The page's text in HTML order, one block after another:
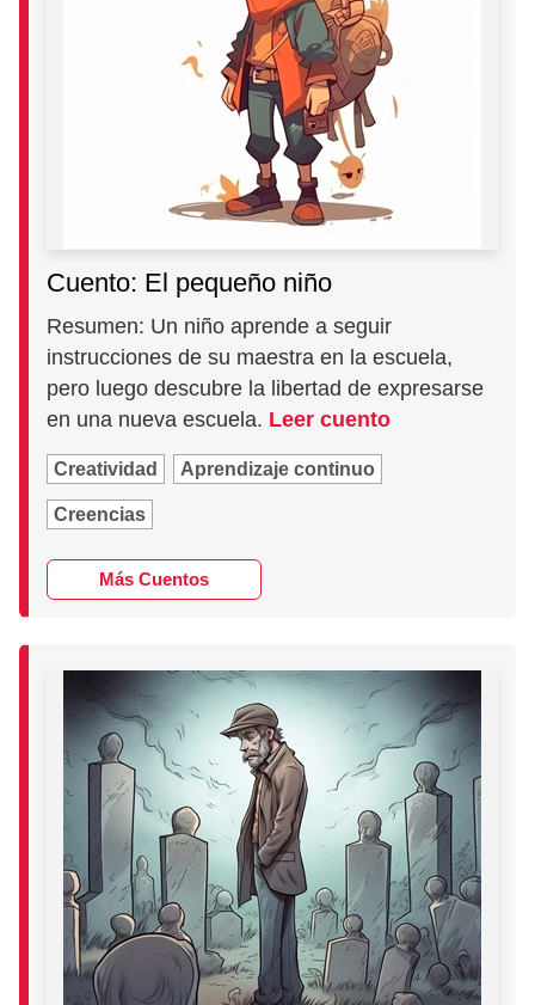
Cuento: El pequeño niño
Resumen: Un niño aprende a seguir
instrucciones de su maestra en la escuela,
pero luego descubre la libertad de expresarse
en una nueva escuela. Leer cuento
Creatividad Aprendizaje continuo
Creencias
Más Cuentos